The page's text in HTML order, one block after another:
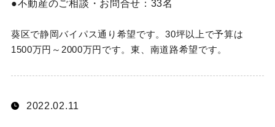
不動産のご相談・お問合せ： 33名
葵区で静岡バイパス通り希望です。30坪以上で予算は
1500万円～2000万円です。東、南道路希望です。
2022.02.11